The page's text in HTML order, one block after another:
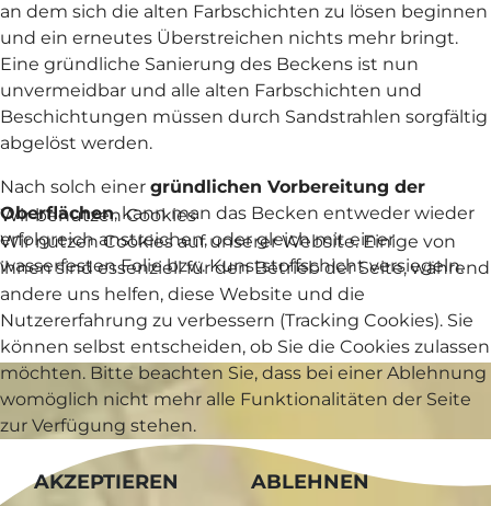
an dem sich die alten Farbschichten zu lösen beginnen
und ein erneutes Überstreichen nichts mehr bringt.
Eine gründliche Sanierung des Beckens ist nun
unvermeidbar und alle alten Farbschichten und
Beschichtungen müssen durch Sandstrahlen sorgfältig
abgelöst werden.
Nach solch einer gründlichen Vorbereitung der
Oberflächen, kann man das Becken entweder wieder
erfolgreich anstreichen, oder gleich mit einer
wasserfesten Folie bzw. Kunststoffschicht versiegeln.
Wir benutzen Cookies
Wir nutzen Cookies auf unserer Website. Einige von
ihnen sind essenziell für den Betrieb der Seite, während
andere uns helfen, diese Website und die
Nutzererfahrung zu verbessern (Tracking Cookies). Sie
können selbst entscheiden, ob Sie die Cookies zulassen
möchten. Bitte beachten Sie, dass bei einer Ablehnung
womöglich nicht mehr alle Funktionalitäten der Seite
zur Verfügung stehen.
AKZEPTIEREN ABLEHNEN